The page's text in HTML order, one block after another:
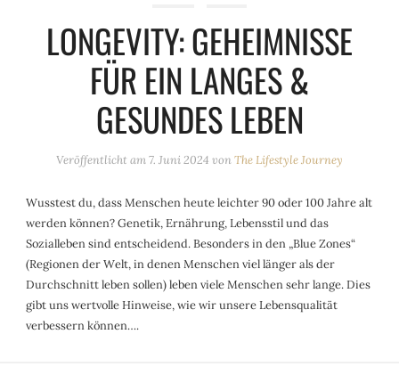
LONGEVITY: GEHEIMNISSE
FÜR EIN LANGES &
GESUNDES LEBEN
Veröffentlicht am7. Juni 2024 vonThe Lifestyle Journey
Wusstest du, dass Menschen heute leichter 90 oder 100 Jahre alt
werden können? Genetik, Ernährung, Lebensstil und das
Sozialleben sind entscheidend. Besonders in den „Blue Zones“
(Regionen der Welt, in denen Menschen viel länger als der
Durchschnitt leben sollen) leben viele Menschen sehr lange. Dies
gibt uns wertvolle Hinweise, wie wir unsere Lebensqualität
verbessern können….